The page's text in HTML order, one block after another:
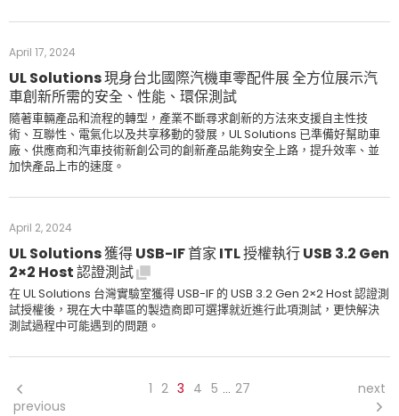
April 17, 2024
UL Solutions 現身台北國際汽機車零配件展 全方位展示汽
車創新所需的安全、性能、環保測試
隨著車輛產品和流程的轉型，產業不斷尋求創新的方法來支援自主性技
術、互聯性、電氣化以及共享移動的發展，UL Solutions 已準備好幫助車
廠、供應商和汽車技術新創公司的創新產品能夠安全上路，提升效率、並
加快產品上市的速度。
April 2, 2024
UL Solutions 獲得 USB-IF 首家 ITL 授權執行 USB 3.2 Gen
2×2 Host 認證測試
在 UL Solutions 台灣實驗室獲得 USB-IF 的 USB 3.2 Gen 2×2 Host 認證測
試授權後，現在大中華區的製造商即可選擇就近進行此項測試，更快解決
測試過程中可能遇到的問題。
previous
1 2 3 4 5 … 27 next